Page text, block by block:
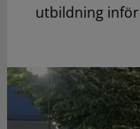
utbildning inför